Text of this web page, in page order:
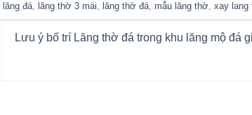
lăng đá, lăng thờ 3 mái, lăng thờ đá, mẫu lăng thờ, xay lang
Lưu ý bố trí Lăng thờ đá trong khu lăng mộ đá